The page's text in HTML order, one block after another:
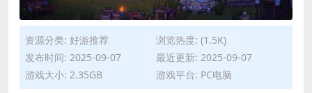
资源分类: 好游推荐
浏览热度: (1.5K)
发布时间: 2025-09-07
最近更新: 2025-09-07
游戏大小: 2.35GB
游戏平台: PC电脑